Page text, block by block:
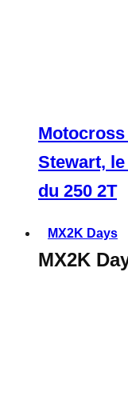
Stewart,
du 250 2T
MX2K Days
MX2K